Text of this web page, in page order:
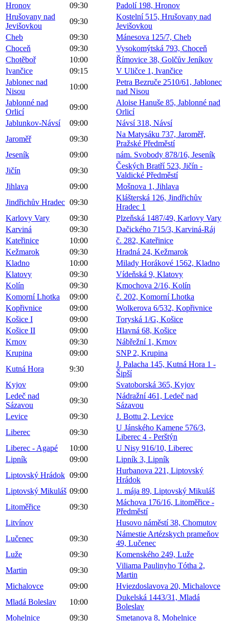
Hronov
09:30
Padolí 198, Hronov
Hrušovany nad
Jevišovkou
09:30
Kostelní 515, Hrušovany nad
Jevišovkou
Cheb
09:30
Mánesova 125/7, Cheb
Choceň
09:30
Vysokomýtská 793, Choceň
Chotěboř
10:00
Římovice 38, Golčův Jeníkov
Ivančice
09:15
V Uličce 1, Ivančice
Jablonec nad
Nisou
10:00
Petra Bezruče 2510/61, Jablonec
nad Nisou
Jablonné nad
Orlicí
09:00
Aloise Hanuše 85, Jablonné nad
Orlicí
Jablunkov-Návsí
09:00
Návsí 318, Návsí
Jaroměř
09:30
Na Matysáku 737, Jaroměř,
Pražské Předměstí
Jeseník
09:00
nám. Svobody 878/16, Jeseník
Jičín
09:30
Českých Bratří 523, Jičín -
Valdické Předměstí
Jihlava
09:00
Mošnova 1, Jihlava
Jindřichův Hradec 09:30
Klášterská 126, Jindřichův
Hradec 1
Karlovy Vary
09:30
Plzeňská 1487/49, Karlovy Vary
Karviná
09:30
Dačického 715/3, Karviná-Ráj
Kateřinice
10:00
č. 282, Kateřinice
Kežmarok
09:30
Hradná 24, Kežmarok
Kladno
10:00
Milady Horákové 1562, Kladno
Klatovy
09:30
Vídeňská 9, Klatovy
Kolín
09:30
Kmochova 2/16, Kolín
Komorní Lhotka
09:00
č. 202, Komorní Lhotka
Kopřivnice
09:00
Wolkerova 6/532, Kopřivnice
Košice I
09:00
Toryská 1/G, Košice
Košice II
09:00
Hlavná 68, Košice
Krnov
09:30
Nábřežní 1, Krnov
Krupina
09:00
SNP 2, Krupina
Kutná Hora
9:30
J. Palacha 145, Kutná Hora 1 -
Šipší
Kyjov
09:00
Svatoborská 365, Kyjov
Ledeč nad
Sázavou
09:30
Nádražní 461, Ledeč nad
Sázavou
Levice
09:30
J. Bottu 2, Levice
Liberec
09:30
U Jánského Kamene 576/3,
Liberec 4 - Perštýn
Liberec - Agapé
10:00
U Nisy 916/10, Liberec
Lipník
09:00
Lipník 3, Lipník
Liptovský Hrádok 09:00
Hurbanova 221, Liptovský
Hrádok
Liptovský Mikuláš 09:00
1. mája 89, Liptovský Mikuláš
Litoměřice
09:30
Máchova 176/16, Litoměřice -
Předměstí
Litvínov
Husovo náměstí 38, Chomutov
Lučenec
09:30
Námestie Artézskych prameňov
49, Lučenec
Luže
09:30
Komenského 249, Luže
Martin
09:30
Viliama Paulinyho Tótha 2,
Martin
Michalovce
09:00
Hviezdoslavova 20, Michalovce
Mladá Boleslav
10:00
Dukelská 1443/31, Mladá
Boleslav
Mohelnice
09:30 Smetanova 8, Mohelnice